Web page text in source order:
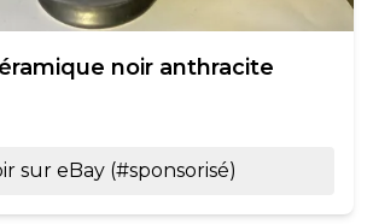
noir anthracite
sur eBay (#sponsorisé)